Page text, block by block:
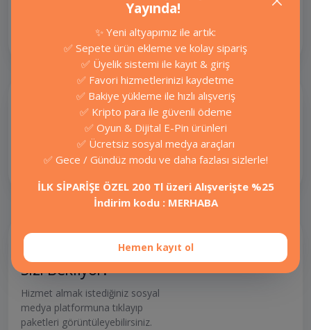
izlenme kazanın.
Ücretsiz Araçlar
E-pin hizmetlerinde güvenilir ve hızlı
alışveriş için: OrvaPro!
Onlarca Platform,
Yüzlerce Akıllı Servis
Sizi Bekliyor.
Hizmet almak istediğiniz sosyal
medya platformuna tıklayıp
paketleri görüntüleyebilirsiniz.
Yayında!
✨ Yeni altyapımız ile artık:
✅ Sepete ürün ekleme ve kolay sipariş
✅ Üyelik sistemi ile kayıt & giriş
✅ Favori hizmetlerinizi kaydetme
✅ Bakiye yükleme ile hızlı alışveriş
✅ Kripto para ile güvenli ödeme
✅ Oyun & Dijital E-Pin ürünleri
✅ Ücretsiz sosyal medya araçları
✅ Gece / Gündüz modu ve daha fazlası sizlerle!
İLK SİPARİŞE ÖZEL 200 Tl üzeri Alışverişte %25
İndirim kodu : MERHABA
Hemen kayıt ol